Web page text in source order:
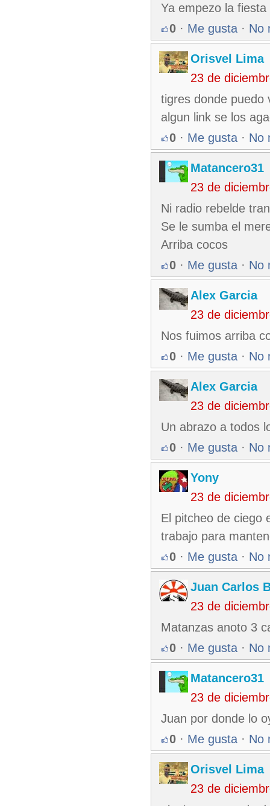
Ya empezo la
0 · Me gusta · No
Orisvel Lima
23 de
tigres donde puedo
algun link se los
0 · Me gusta · No
Matancero31
23 de
Ni radio rebelde
Se le sumba el
Arriba cocos
0 · Me gusta · No
Alex Garcia
23 de
Nos fuimos arriba
0 · Me gusta · No
Alex Garcia
23 de
Un abrazo a todos
0 · Me gusta · No
Yony
23 de
El pitcheo de ciego
trabajo para
0 · Me gusta · No
Juan Carlos
23 de
Matanzas anoto 3
0 · Me gusta · No
Matancero31
23 de
Juan por donde lo
0 · Me gusta · No
Orisvel Lima
23 de